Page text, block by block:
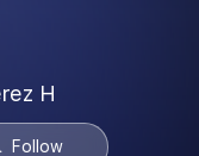
H
Follow